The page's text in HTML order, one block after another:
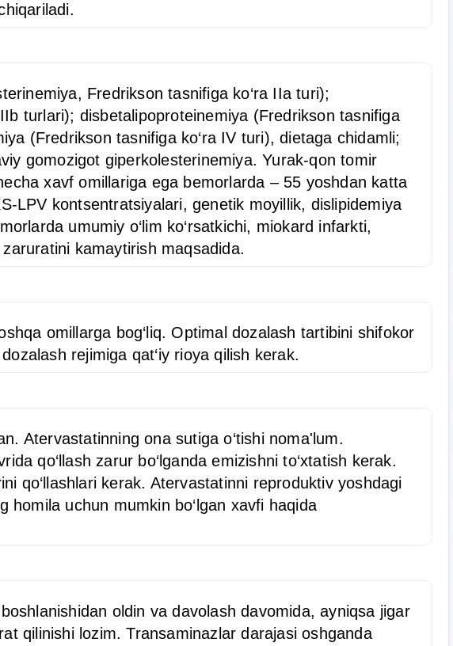
Fredrikson tasnifiga ko‘ra IIa turi);
turlari); disbetalipoproteinemiya (Fredrikson tasnifiga
(Fredrikson tasnifiga ko‘ra IV turi), dietaga chidamli;
gomozigot giperkolesterinemiya. Yurak-qon tomir
xavf omillariga ega bemorlarda – 55 yoshdan katta
LPV kontsentratsiyalari, genetik moyillik, dislipidemiya
umumiy o‘lim ko‘rsatkichi, miokard infarkti,
kamaytirish maqsadida.
omillarga bog‘liq. Optimal dozalash tartibini shifokor
rejimiga qat‘iy rioya qilish kerak.
Atervastatinning ona sutiga o‘tishi noma'lum.
qo‘llash zarur bo‘lganda emizishni to‘xtatish kerak.
qo‘llashlari kerak. Atervastatinni reproduktiv yoshdagi
homila uchun mumkin bo‘lgan xavfi haqida
oldin va davolash davomida, ayniqsa jigar
qilinishi lozim. Transaminazlar darajasi oshganda